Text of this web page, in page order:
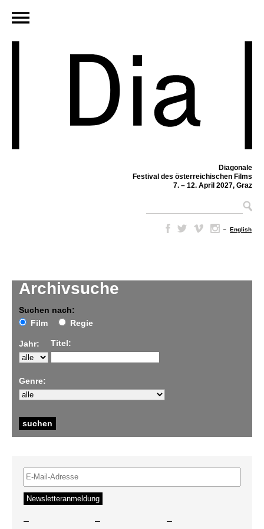
Diagonale
Festival des österreichischen Films
7. – 12. April 2027, Graz
– English
Archivsuche
Suchen nach:
Film
Regie
Jahr: Titel:
Genre:
– – –